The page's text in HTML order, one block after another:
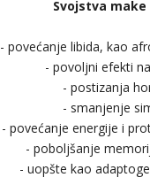
Svojstva
- povećanje libida, kao
- povoljni efekti
- postizanja
- smanjenje
- povećanje energije i
- poboljšanje
- uopšte kao